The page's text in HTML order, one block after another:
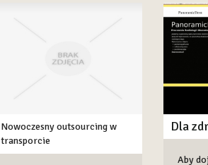
Nowoczesny outsourcing w
transporcie
Dla
Aby